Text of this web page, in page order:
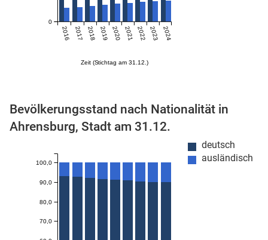
(Mikrozensus)
Zeit (Stichtag am 31.12.)
2016 2017 2018 2019 2020 2021 2022 2023 2024
0
Bevölkerungsstand nach Nationalität in
Ahrensburg, Stadt am 31.12.
deutsch
ausländisch
70,0
80,0
90,0
100,0